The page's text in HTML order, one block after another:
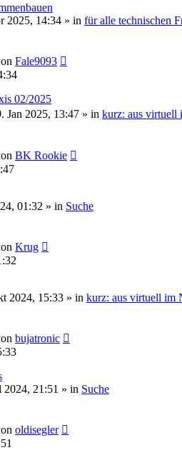
2025, 14:34 » in für alle technischen
Fale9093
02/2025
Jan 2025, 13:47 » in kurz: aus virtuell
BK Rookie
01:32 » in Suche
Krug
2024, 15:33 » in kurz: aus virtuell im
bujatronic
21:51 » in Suche
oldisegler